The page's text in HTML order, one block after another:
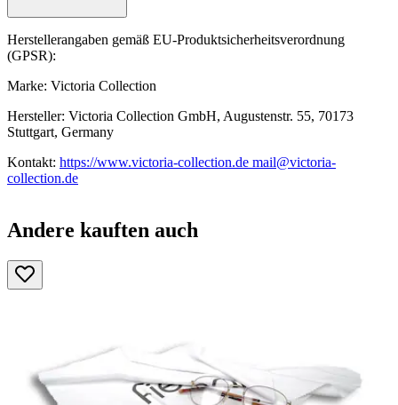
Herstellerangaben gemäß EU-Produktsicherheitsverordnung
(GPSR):
Marke: Victoria Collection
Hersteller: Victoria Collection GmbH, Augustenstr. 55, 70173
Stuttgart, Germany
Kontakt: https://www.victoria-collection.de mail@victoria-
collection.de
Andere kauften auch